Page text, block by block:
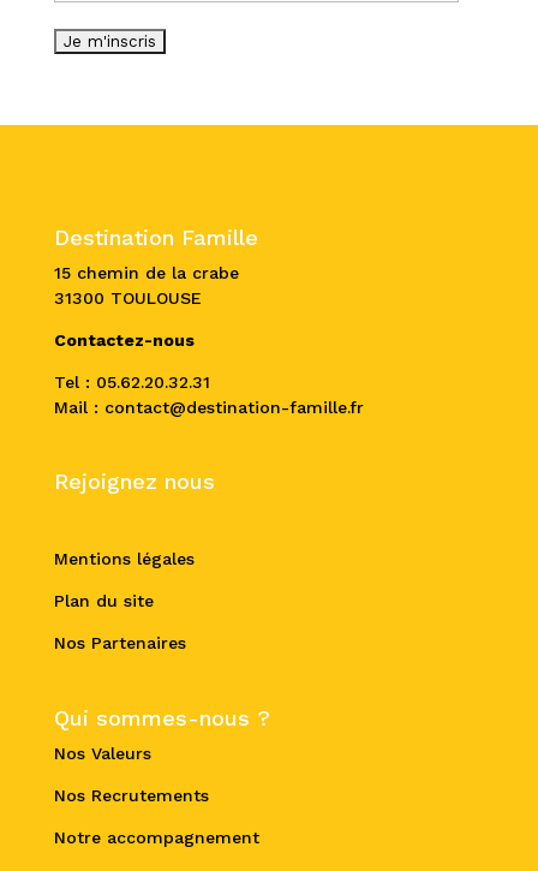
Destination Famille
15 chemin de la crabe
31300 TOULOUSE
Contactez-nous
Tel : 05.62.20.32.31
Mail : contact@destination-famille.fr
Rejoignez nous
Mentions légales
Plan du site
Nos Partenaires
Qui sommes-nous ?
Nos Valeurs
Nos Recrutements
Notre accompagnement